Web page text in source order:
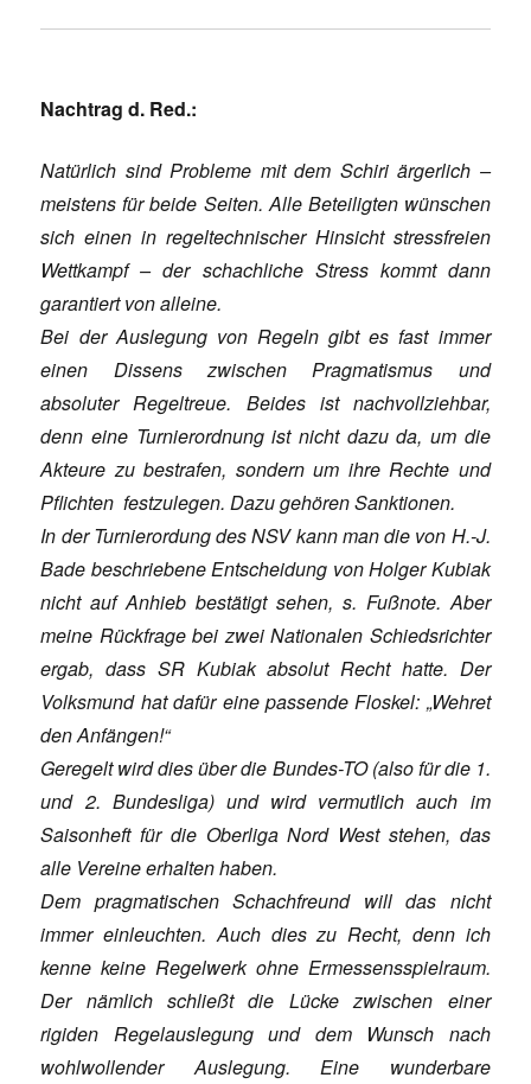
Nachtrag d. Red.:
Natürlich sind Probleme mit dem Schiri ärgerlich –
meistens für beide Seiten. Alle Beteiligten wünschen
sich einen in regeltechnischer Hinsicht stressfreien
Wettkampf – der schachliche Stress kommt dann
garantiert von alleine.
Bei der Auslegung von Regeln gibt es fast immer
einen Dissens zwischen Pragmatismus und
absoluter Regeltreue. Beides ist nachvollziehbar,
denn eine Turnierordnung ist nicht dazu da, um die
Akteure zu bestrafen, sondern um ihre Rechte und
Pflichten festzulegen. Dazu gehören Sanktionen.
In der Turnierordung des NSV kann man die von H.-J.
Bade beschriebene Entscheidung von Holger Kubiak
nicht auf Anhieb bestätigt sehen, s. Fußnote. Aber
meine Rückfrage bei zwei Nationalen Schiedsrichter
ergab, dass SR Kubiak absolut Recht hatte. Der
Volksmund hat dafür eine passende Floskel: „Wehret
den Anfängen!“
Geregelt wird dies über die Bundes-TO (also für die 1.
und 2. Bundesliga) und wird vermutlich auch im
Saisonheft für die Oberliga Nord West stehen, das
alle Vereine erhalten haben.
Dem pragmatischen Schachfreund will das nicht
immer einleuchten. Auch dies zu Recht, denn ich
kenne keine Regelwerk ohne Ermessensspielraum.
Der nämlich schließt die Lücke zwischen einer
rigiden Regelauslegung und dem Wunsch nach
wohlwollender Auslegung. Eine wunderbare